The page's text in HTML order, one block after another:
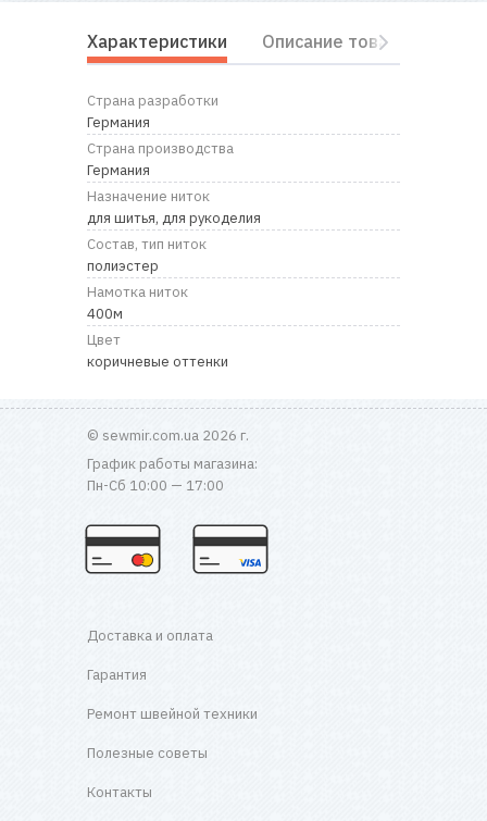
Характеристики Описание товара
Страна разработки
Германия
Страна производства
Германия
Назначение ниток
для шитья, для рукоделия
Состав, тип ниток
полиэстер
Намотка ниток
400м
Цвет
коричневые оттенки
© sewmir.com.ua 2026 г.
График работы магазина:
Пн-Сб 10:00 — 17:00
Доставка и оплата
Гарантия
Ремонт швейной техники
Полезные советы
Контакты